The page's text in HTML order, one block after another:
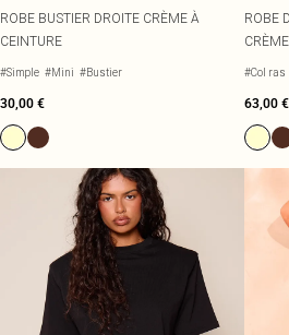
ROBE BUSTIER DROITE CRÈME À
CEINTURE
#Simple #Mini #Bustier
30,00 €
ROBE
#Col ras
63,00 €